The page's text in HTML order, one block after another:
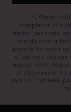
(*) Oferta
completas são
dados pessoais
acordo com a
para te fornecer
a par das nossas
marca ROXY.
já não desejares
marca. Também